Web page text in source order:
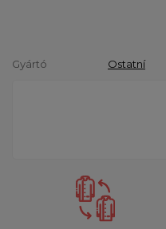
Gyártó Ostatní